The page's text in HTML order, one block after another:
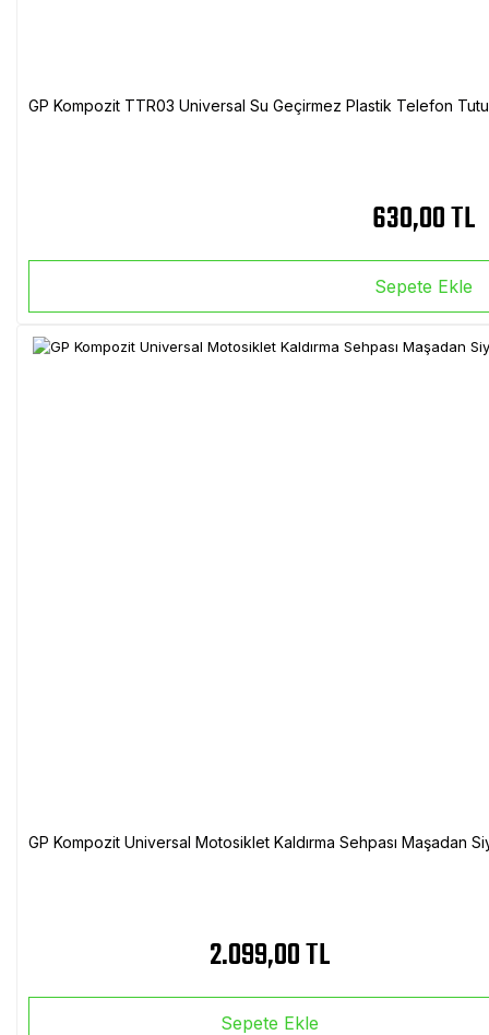
GP Kompozit TTR03 Universal Su Geçirmez Plastik Telefon
630,00 TL
Sepete Ekle
GP Kompozit Universal Motosiklet Kaldırma Sehpası Maşadan
2.099,00 TL
Sepete Ekle